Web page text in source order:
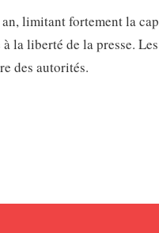
limitant fortement la
la liberté de la presse.
des autorités.